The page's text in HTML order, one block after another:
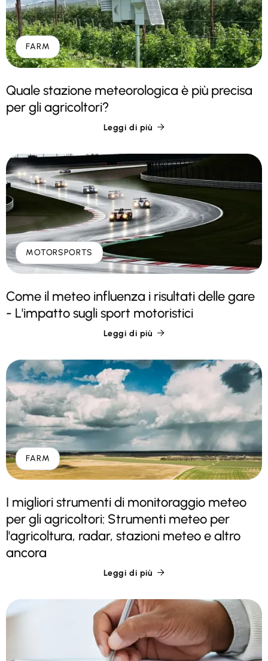
FARM
Quale stazione meteorologica è più precisa
per gli agricoltori?
Leggi di più 
MOTORSPORTS
Come il meteo influenza i risultati delle gare
- L'impatto sugli sport motoristici
Leggi di più 
FARM
I migliori strumenti di monitoraggio meteo
per gli agricoltori: Strumenti meteo per
l'agricoltura, radar, stazioni meteo e altro
ancora
Leggi di più 